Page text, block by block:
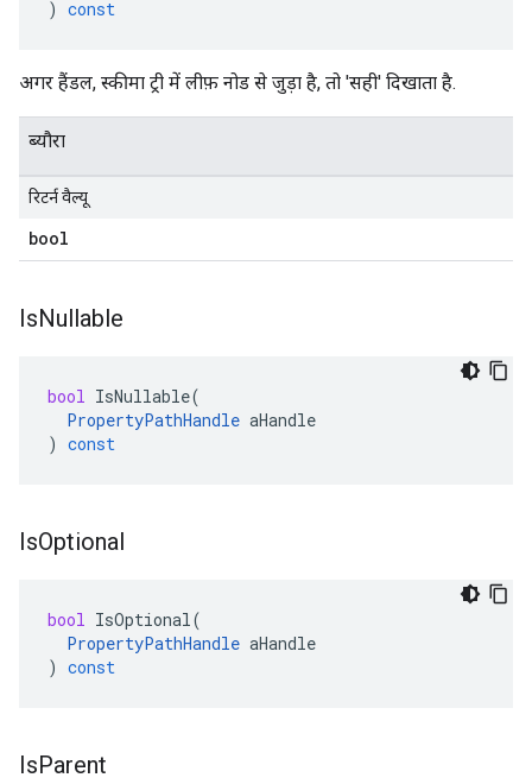
) const
अगर हैंडल, स्कीमा ट्री में लीफ़ नोड से जुड़ा है, तो 'सही' दिखाता है.
ब्यौरा
रिटर्न वैल्यू
bool
IsNullable
bool IsNullable(
PropertyPathHandle aHandle
) const
IsOptional
bool IsOptional(
PropertyPathHandle aHandle
) const
IsParent